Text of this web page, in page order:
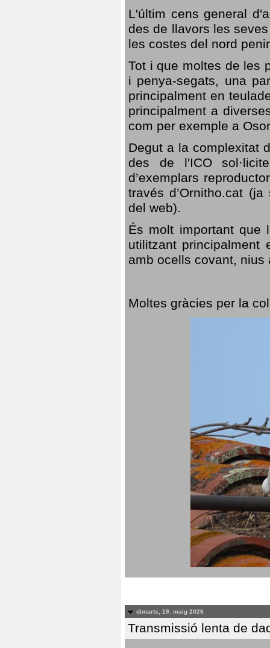
L'últim cens general
des de llavors les
les costes del nord
Tot i que moltes de les
i penya-segats, una
principalment en
principalment a
com per exemple a
Degut a la complexitat
des de l'ICO
d’exemplars
través d’Ornitho.cat
del web).
És molt important que
utilitzant
amb ocells covant,
Moltes gràcies per la
dimarts, 19. maig 2026
Transmissió lenta de